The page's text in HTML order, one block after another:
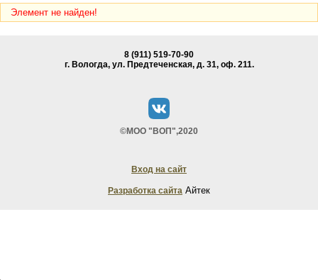
Элемент не найден!
8 (911) 519-70-90
г. Вологда, ул. Предтеченская, д. 31, oф. 211.
©МОО "ВОП",2020
Вход на сайт
Разработка сайта Айтек